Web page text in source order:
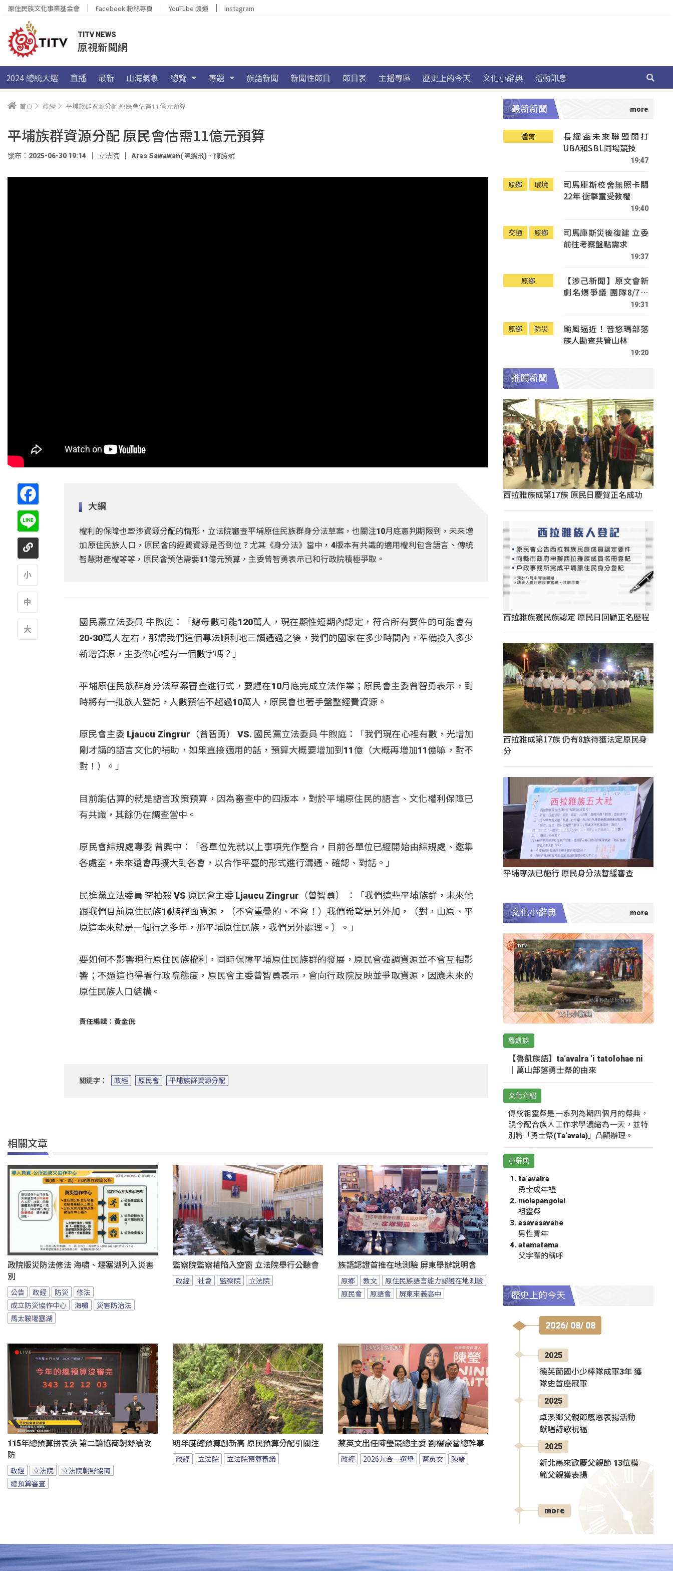
原住民族文化事業基金會 Facebook 粉絲專頁 YouTube 頻道 Instagram
TITV NEWS
原視新聞網
2024 總統大選 直播 最新 山海氣象 總覽 專題 族語新聞 新聞性節目 節目表 主播專區 歷史上的今天 文化小辭典 活動訊息
首頁 政經 平埔族群資源分配 原民會估需11億元預算
平埔族群資源分配 原民會估需11億元預算
發布：2025-06-30 19:14 立法院 Aras Sawawan(陳鵬飛) 、 陳勝斌
大綱
權利的保障也牽涉資源分配的情形，立法院審查平埔原住民族群身分法草案，也關注10月底憲判期限到，未來增
加原住民族人口，原民會的經費資源是否到位？尤其《身分法》當中，4版本有共識的適用權利包含語言、傳統
智慧財產權等等，原民會預估需要11億元預算，主委曾智勇表示已和行政院積極爭取。
國民黨立法委員 牛煦庭：「總母數可能120萬人，現在顯性短期內認定，符合所有要件的可能會有
20-30萬人左右，那請我們這個專法順利地三讀通過之後，我們的國家在多少時間內，準備投入多少
新增資源，主委你心裡有一個數字嗎？」
平埔原住民族群身分法草案審查進行式，要趕在10月底完成立法作業；原民會主委曾智勇表示，到
時將有一批族人登記，人數預估不超過10萬人，原民會也著手盤整經費資源。
原民會主委 Ljaucu Zingrur（曾智勇） VS. 國民黨立法委員 牛煦庭：「我們現在心裡有數，光增加
剛才講的語言文化的補助，如果直接適用的話，預算大概要增加到11億（大概再增加11億嘛，對不
對！）。」
目前能估算的就是語言政策預算，因為審查中的四版本，對於平埔原住民的語言、文化權利保障已
有共識，其餘仍在調查當中。
原民會綜規處專委 曾興中：「各單位先就以上事項先作整合，目前各單位已經開始由綜規處、邀集
各處室，未來還會再擴大到各會，以合作平臺的形式進行溝通、確認、對話。」
民進黨立法委員 李柏毅 VS 原民會主委 Ljaucu Zingrur（曾智勇） ：「我們這些平埔族群，未來他
跟我們目前原住民族16族裡面資源，（不會重疊的、不會！）我們希望是另外加，（對，山原、平
原這本來就是一個行之多年，那平埔原住民族，我們另外處理。）。」
要如何不影響現行原住民族權利，同時保障平埔原住民族群的發展，原民會強調資源並不會互相影
響；不過這也得看行政院態度，原民會主委曾智勇表示，會向行政院反映並爭取資源，因應未來的
原住民族人口結構。
責任編輯：黃金倪
關鍵字： 政經 原民會 平埔族群資源分配
相關文章
政院版災防法修法 海嘯、堰塞湖列入災害
別
公告 政經 防災
修法
成立防災協作中心
海嘯
災害防治法
馬太鞍堰塞湖
監察院監察權陷入空窗 立法院舉行公聽會
政經 社會 監察院 立法院
族語認證首推在地測驗 屏東舉辦說明會
原鄉 教文
原住民族語言能力認證在地測驗
原民會
原語會 屏東來義高中
115年總預算拚表決 第二輪協商朝野續攻
防
政經 立法院
立法院朝野協商
總預算審查
明年度總預算創新高 原民預算分配引關注
政經 立法院 立法院預算審議
蔡英文出任陳瑩競總主委 劉櫂豪當總幹事
政經 2026九合一選舉 蔡英文 陳瑩
最新新聞
體育
長耀盃未來聯盟開打
UBA和SBL同場競技
19:47
原鄉 環境
司馬庫斯校舍無照卡關
22年 衝擊童受教權
19:40
交通 原鄉
司馬庫斯災後復建 立委
前往考察盤點需求
19:37
原鄉
【涉己新聞】原文會新
劇名爆爭議 團隊8/7赴
19:31
原鄉 防災
颱風逼近！普悠瑪部落
族人勘查共管山林
19:20
推薦新聞
西拉雅族成第17族 原民日慶賀正名成功
西拉雅族獲民族認定 原民日回顧正名歷程
西拉雅成第17族 仍有8族待獲法定原民身
分
平埔專法已施行 原民身分法暫緩審查
文化小辭典
魯凱族
【魯凱族語】ta‘avalra ‘i tatolohae ni
｜萬山部落勇士祭的由來
文化介紹
傳統祖靈祭是一系列為期四個月的祭典，
現今配合族人工作求學濃縮為一天，並特
別將「勇士祭(Ta‘avala)」凸顯辦理。
小辭典
ta‘avalra
勇士成年禮
molapangolai
祖靈祭
asavasavahe
男性青年
atamatama
父字輩的稱呼
歷史上的今天
2026/ 08/ 08
2025
德芙蘭國小少棒隊成軍3年 獲
隊史首座冠軍
2025
卓溪鄉父親節感恩表揚活動
獻唱詩歌祝福
2025
新北烏來歡慶父親節 13位模
範父親獲表揚
more